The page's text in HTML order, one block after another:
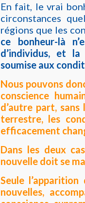
En fait, le vrai
circonstances
régions que les
ce bonheur-là
d’individus, et
soumise aux
Nous pouvons
conscience
d’autre part,
terrestre, les
efficacement
Dans les deux
nouvelle doit se
Seule l’apparition
nouvelles,